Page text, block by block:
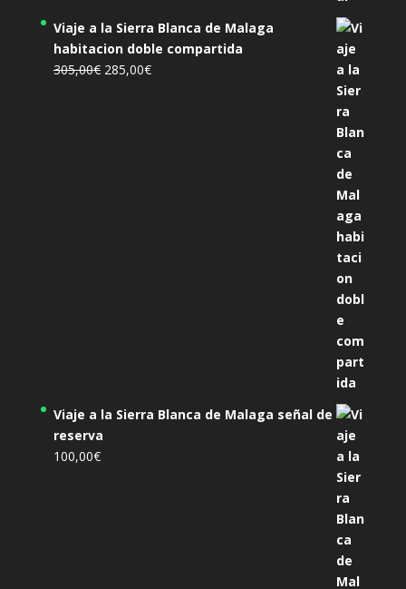
Viaje a la Sierra Blanca de Malaga
habitacion doble compartida
305,00€ El
285,00€El
Viaje a la Sierra Blanca de Malaga señal de
reserva
100,00€